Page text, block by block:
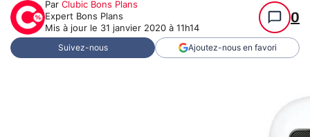
Par Clubic Bons Plans
Expert Bons Plans
Mis à jour le 31 janvier 2020 à 11h14
0
Suivez-nous Ajoutez-nous en favori